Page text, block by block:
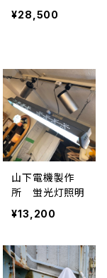
¥28,500
山下電機製作
所 蛍光灯照明
¥13,200